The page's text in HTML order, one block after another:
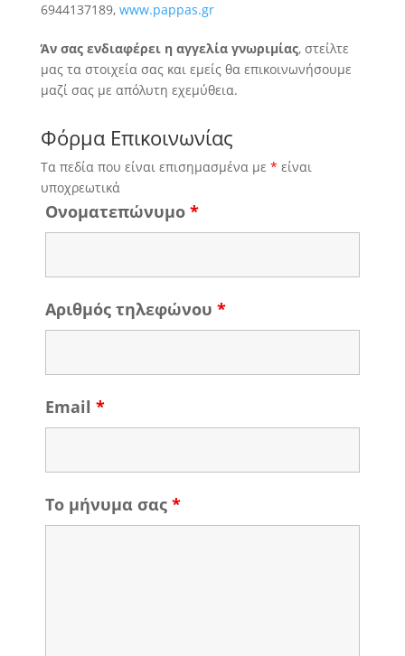
6944137189, www.pappas.gr
Άν σας ενδιαφέρει η αγγελία γνωριμίας, στείλτε
μας τα στοιχεία σας και εμείς θα επικοινωνήσουμε
μαζί σας με απόλυτη εχεμύθεια.
Φόρμα Επικοινωνίας
Τα πεδία που είναι επισημασμένα με * είναι
υποχρεωτικά
Ονοματεπώνυμο *
Αριθμός τηλεφώνου *
Email *
Το μήνυμα σας *